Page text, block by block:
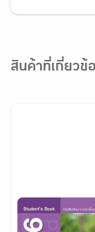
สินค้าที่เกี่ยวข้